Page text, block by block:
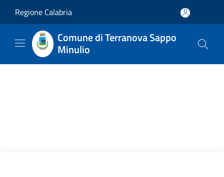
Regione Calabria
Comune di Terranova Sappo
Minulio